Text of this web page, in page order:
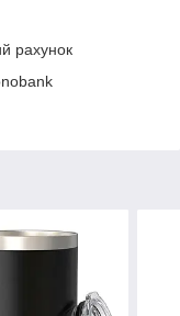
рахунок